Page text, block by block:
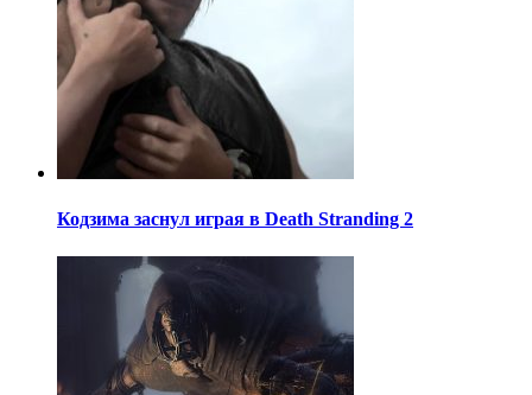
Кодзима заснул играя в Death Stranding 2